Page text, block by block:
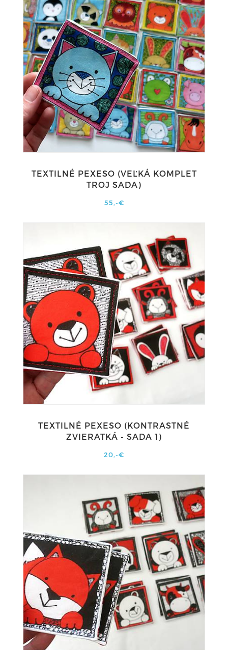
TEXTILNÉ PEXESO (VEĽKÁ KOMPLET
TROJ SADA)
55,-€
TEXTILNÉ PEXESO (KONTRASTNÉ
ZVIERATKÁ - SADA 1)
20,-€